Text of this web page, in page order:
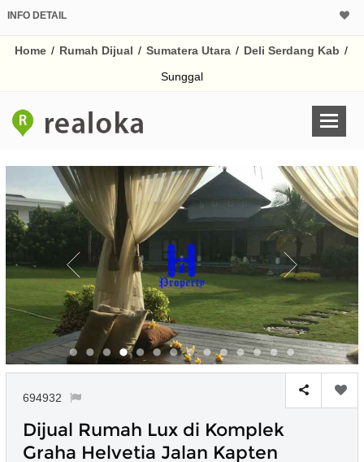
INFO DETAIL
Home / Rumah Dijual / Sumatera Utara / Deli Serdang Kab /
Sunggal
694932
Dijual Rumah Lux di Komplek
Graha Helvetia Jalan Kapten
Harga Rp
% /th
Untuk hasil simulasi
pada kotak-